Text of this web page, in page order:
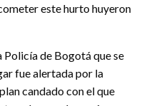
este hurto huyeron
Policía de Bogotá que se
fue alertada por la
candado con el que